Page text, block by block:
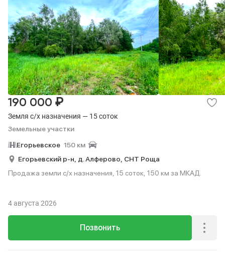
Земля с/х назначения — 15 соток
Земельные участки
190 000 ₽
Егорьевское 150 км
Егорьевский р-н, д. Алферово, СНТ Роща
Продажа земли с/х назначения, 15 соток, 150 км за МКАД.
Позвонить
4 августа 2026